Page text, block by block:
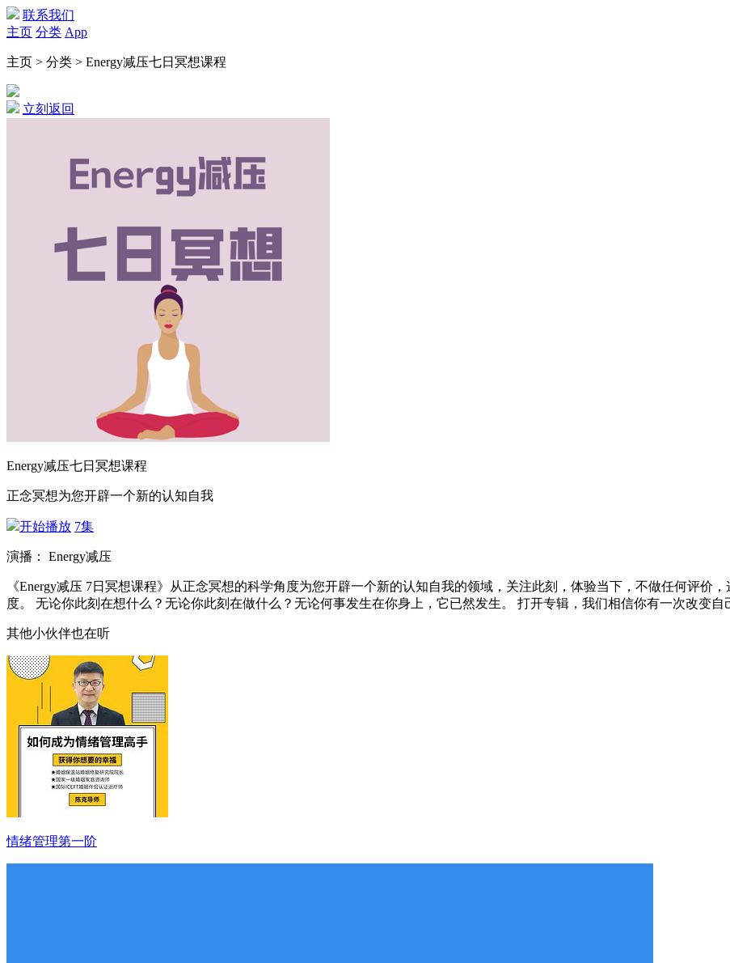
联系我们
主页 分类 App
主页 > 分类 > Energy减压七日冥想课程
立刻返回
Energy减压七日冥想课程
正念冥想为您开辟一个新的认知自我
开始播放 7集
演播： Energy减压
《Energy减压 7日冥想课程》从正念冥想的科学角度为您开辟一个新的认知自我的领域，关注此刻，体验当下，不做任何评价
度。 无论你此刻在想什么？无论你此刻在做什么？无论何事发生在你身上，它已然发生。 打开专辑，我们相信你有一次改变自
其他小伙伴也在听
情绪管理第一阶